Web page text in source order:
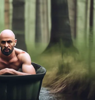
แต่ขอนำเสนอควา
ะบุรายละเอียด กา
รคการเมือง พร้อม
ทิ